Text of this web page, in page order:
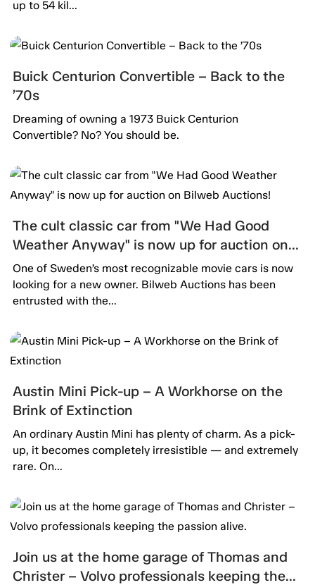
up to 54 kil...
Buick Centurion Convertible – Back to the
’70s
Dreaming of owning a 1973 Buick Centurion
Convertible? No? You should be.
The cult classic car from "We Had Good
Weather Anyway" is now up for auction on
Bilweb Auctions!
One of Sweden’s most recognizable movie cars is now
looking for a new owner. Bilweb Auctions has been
entrusted with the...
Austin Mini Pick-up – A Workhorse on the
Brink of Extinction
An ordinary Austin Mini has plenty of charm. As a pick-
up, it becomes completely irresistible — and extremely
rare. On...
Join us at the home garage of Thomas and
Christer – Volvo professionals keeping the